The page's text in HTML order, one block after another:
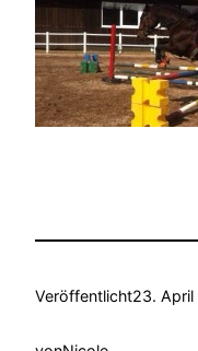
Veröffentlicht23. April